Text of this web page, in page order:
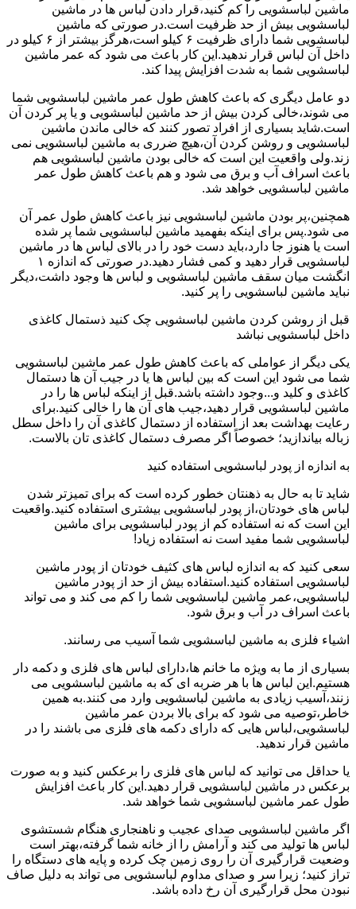
ماشین لباسشویی را کم کنید،قرار دادن لباس ها در ماشین
لباسشویی بیش از حد ظرفیت است.در صورتی که ماشین
لباسشویی شما دارای ظرفیت ۶ کیلو است،هرگز بیشتر از ۶ کیلو در
داخل آن لباس قرار ندهید.این کار باعث می شود که عمر ماشین
لباسشویی شما به شدت افزایش پیدا کند.
دو عامل دیگری که باعث کاهش طول عمر ماشین لباسشویی شما
می شوند،خالی کردن بیش از حد ماشین لباسشویی و یا پر کردن آن
است.شاید بسیاری از افراد تصور کنند که خالی ماندن ماشین
لباسشویی و روشن کردن آن،هیچ ضرری به ماشین لباسشویی نمی
زند.ولی واقعیت این است که خالی بودن ماشین لباسشویی هم
باعث اسراف آب و برق می شود و هم باعث کاهش طول عمر
ماشین لباسشویی خواهد شد.
همچنین،پر بودن ماشین لباسشویی نیز باعث کاهش طول عمر آن
می شود.پس برای اینکه بفهمید ماشین لباسشویی شما پر شده
است یا هنوز جا دارد،باید دست خود را در بالای لباس ها در ماشین
لباسشویی قرار دهید و کمی فشار دهید.در صورتی که اندازه ۱
انگشت میان سقف ماشین لباسشویی و لباس ها وجود داشت،دیگر
نباید ماشین لباسشویی را پر کنید.
قبل از روشن کردن ماشین لباسشویی چک کنید ذستمال کاغذی
داخل لباسشویی نباشد
یکی دیگر از عواملی که باعث کاهش طول عمر ماشین لباسشویی
شما می شود این است که بین لباس ها یا در جیب آن ها دستمال
کاغذی و کلید و...وجود داشته باشد.قبل از اینکه لباس ها را در
ماشین لباسشویی قرار دهید،جیب های آن ها را خالی کنید.برای
رعایت بهداشت بعد از استفاده از دستمال کاغذی آن را داخل سطل
زباله بیاندازید؛ خصوصاً اگر مصرف دستمال کاغذی تان بالاست.
به اندازه از پودر لباسشویی استفاده کنید
شاید تا به حال به ذهنتان خطور کرده است که برای تمیزتر شدن
لباس های خودتان،از پودر لباسشویی بیشتری استفاده کنید.واقعیت
این است که نه استفاده کم از پودر لباسشویی برای ماشین
لباسشویی شما مفید است نه استفاده زیاد!
سعی کنید که به اندازه لباس های کثیف خودتان از پودر ماشین
لباسشویی استفاده کنید.استفاده بیش از حد از پودر ماشین
لباسشویی،عمر ماشین لباسشویی شما را کم می کند و می تواند
باعث اسراف در آب و برق شود.
اشیاء فلزی به ماشین لباسشویی شما آسیب می رسانند.
بسیاری از ما به ویژه ما خانم ها،دارای لباس های فلزی و دکمه دار
هستیم.این لباس ها با هر ضربه ای که به ماشین لباسشویی می
زنند،آسیب زیادی به ماشین لباسشویی وارد می کنند.به همین
خاطر،توصیه می شود که برای بالا بردن عمر ماشین
لباسشویی،لباس هایی که دارای دکمه های فلزی می باشند را در
ماشین قرار ندهید.
یا حداقل می توانید که لباس های فلزی را برعکس کنید و به صورت
برعکس در ماشین لباسشویی قرار دهید.این کار باعث افزایش
طول عمر ماشین لباسشویی شما خواهد شد.
اگر ماشین لباسشویی صدای عجیب و ناهنجاری هنگام شستشوی
لباس ها تولید می کند و آرامش را از خانه شما گرفته،بهتر است
وضعیت قرارگیری آن را روی زمین چک کرده و پایه های دستگاه را
تراز کنید؛ زیرا سر و صدای مداوم لباسشویی می تواند به دلیل صاف
نبودن محل قرارگیری آن رخ داده باشد.